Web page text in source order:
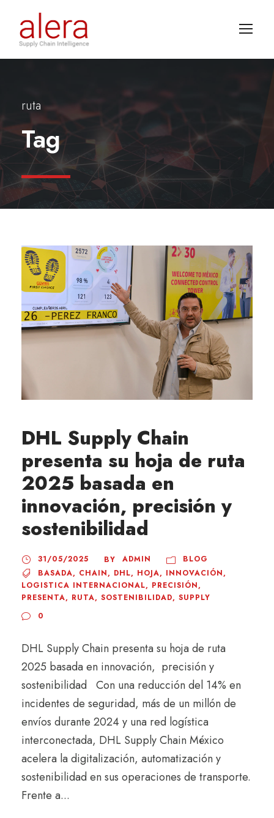
ruta
Tag
DHL Supply Chain
presenta su hoja de ruta
2025 basada en
innovación, precisión y
sostenibilidad
31/05/2025 BY ADMIN
BLOG
BASADA, CHAIN, DHL, HOJA, INNOVACIÓN,
LOGISTICA INTERNACIONAL, PRECISIÓN,
PRESENTA, RUTA, SOSTENIBILIDAD, SUPPLY
0
DHL Supply Chain presenta su hoja de ruta
2025 basada en innovación, precisión y
sostenibilidad Con una reducción del 14% en
incidentes de seguridad, más de un millón de
envíos durante 2024 y una red logística
interconectada, DHL Supply Chain México
acelera la digitalización, automatización y
sostenibilidad en sus operaciones de transporte.
Frente a...